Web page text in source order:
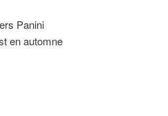
Panini
en automne